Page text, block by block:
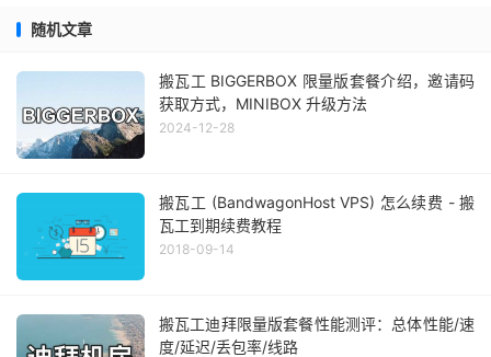
随机文章
搬瓦工 BIGGERBOX 限量版套餐介绍，邀请码
获取方式，MINIBOX 升级方法
2024-12-28
搬瓦工 (BandwagonHost VPS) 怎么续费 - 搬
瓦工到期续费教程
2018-09-14
搬瓦工迪拜限量版套餐性能测评：总体性能/速
度/延迟/丢包率/线路